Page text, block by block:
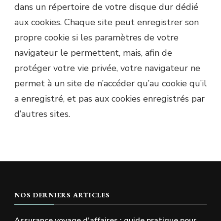
dans un répertoire de votre disque dur dédié
aux cookies. Chaque site peut enregistrer son
propre cookie si les paramètres de votre
navigateur le permettent, mais, afin de
protéger votre vie privée, votre navigateur ne
permet à un site de n’accéder qu’au cookie qu’il
a enregistré, et pas aux cookies enregistrés par
d’autres sites.
NOS DERNIERS ARTICLES